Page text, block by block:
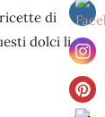
di
dolci li